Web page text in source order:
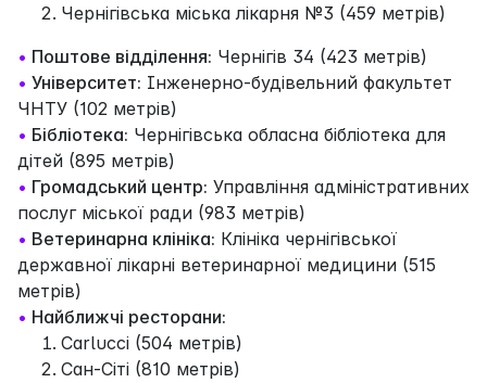
Чернігівська міська лікарня №3 (459 метрів)
• Поштове відділення: Чернігів 34 (423 метрів)
• Університет: Інженерно-будівельний факультет
ЧНТУ (102 метрів)
• Бібліотека: Чернігівська обласна бібліотека для
дітей (895 метрів)
• Громадський центр: Управління адміністративних
послуг міської ради (983 метрів)
• Ветеринарна клініка: Клініка чернігівської
державної лікарні ветеринарної медицини (515
метрів)
• Найближчі ресторани:
Carlucci (504 метрів)
Сан-Сіті (810 метрів)